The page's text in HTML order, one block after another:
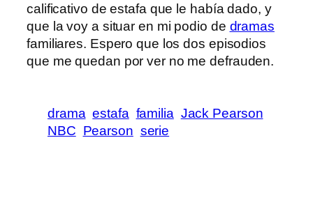
calificativo de estafa que le había dado, y
que la voy a situar en mi podio de dramas
familiares. Espero que los dos episodios
que me quedan por ver no me defrauden.
drama estafa familia Jack Pearson
NBC Pearson serie